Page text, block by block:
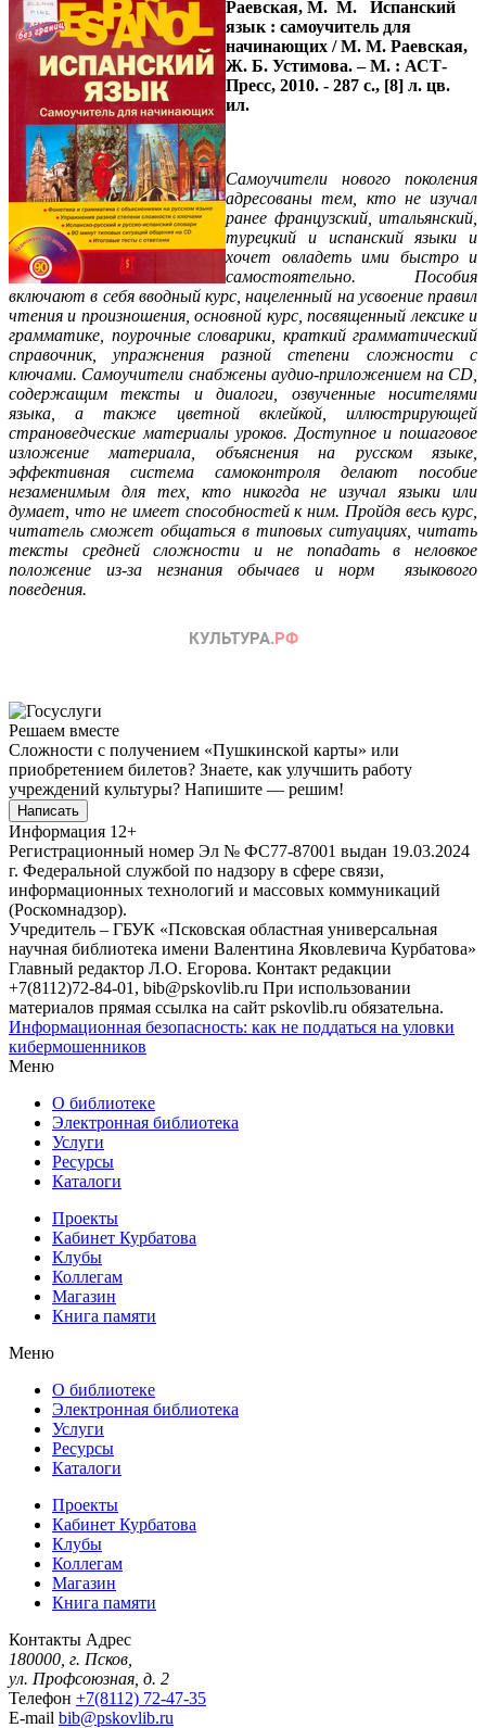
Раевская, М. М. Испанский
язык : самоучитель для
начинающих / М. М. Раевская,
Ж. Б. Устимова. – М. : АСТ-
Пресс, 2010. - 287 с., [8] л. цв.
ил.
Самоучители нового поколения
адресованы тем, кто не изучал
ранее французский, итальянский,
турецкий и испанский языки и
хочет овладеть ими быстро и
самостоятельно. Пособия
включают в себя вводный курс, нацеленный на усвоение правил
чтения и произношения, основной курс, посвященный лексике и
грамматике, поурочные словарики, краткий грамматический
справочник, упражнения разной степени сложности с
ключами. Самоучители снабжены аудио-приложением на CD,
содержащим тексты и диалоги, озвученные носителями
языка, а также цветной вклейкой, иллюстрирующей
страноведческие материалы уроков. Доступное и пошаговое
изложение материала, объяснения на русском языке,
эффективная система самоконтроля делают пособие
незаменимым для тех, кто никогда не изучал языки или
думает, что не имеет способностей к ним. Пройдя весь курс,
читатель сможет общаться в типовых ситуациях, читать
тексты средней сложности и не попадать в неловкое
положение из-за незнания обычаев и норм языкового
поведения.
Решаем вместе
Сложности с получением «Пушкинской карты» или
приобретением билетов? Знаете, как улучшить работу
учреждений культуры? Напишите — решим!
Написать
Информация 12+
Регистрационный номер Эл № ФС77-87001 выдан 19.03.2024
г. Федеральной службой по надзору в сфере связи,
информационных технологий и массовых коммуникаций
(Роскомнадзор).
Учредитель – ГБУК «Псковская областная универсальная
научная библиотека имени Валентина Яковлевича Курбатова»
Главный редактор Л.О. Егорова. Контакт редакции
+7(8112)72-84-01, bib@pskovlib.ru При использовании
материалов прямая ссылка на сайт pskovlib.ru обязательна.
Информационная безопасность: как не поддаться на уловки
кибермошенников
Меню
О библиотеке
Электронная библиотека
Услуги
Ресурсы
Каталоги
Проекты
Кабинет Курбатова
Клубы
Коллегам
Магазин
Книга памяти
Меню
О библиотеке
Электронная библиотека
Услуги
Ресурсы
Каталоги
Проекты
Кабинет Курбатова
Клубы
Коллегам
Магазин
Книга памяти
Контакты Адрес
180000, г. Псков,
ул. Профсоюзная, д. 2
Телефон +7(8112) 72-47-35
E-mail bib@pskovlib.ru